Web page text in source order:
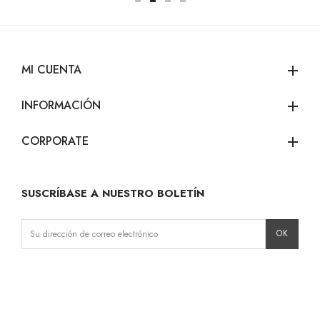
MI CUENTA add
INFORMACIÓN add
CORPORATE add
SUSCRÍBASE A NUESTRO BOLETÍN